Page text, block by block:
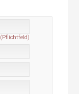
(Pflichtfeld)